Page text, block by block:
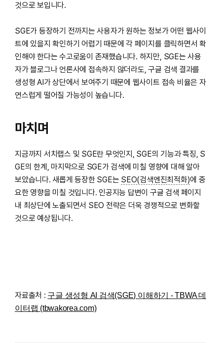
것으로 보입니다.
SGE가 등장하기 전까지는 사용자가 원하는 정보가 어떤 웹사이
트에 있을지 확인하기 어렵기 때문에 각 페이지를 클릭하면서 확
인해야 한다는 수고로움이 존재했습니다. 하지만, SGE는 사용
자가 블로그나 언론사에 접속하지 않더라도, 구글 검색 결과를
생성형 AI가 상단에서 보여주기 때문에 웹사이트 접속 비율은 자
연스럽게 떨어질 가능성이 높습니다.
마치며
지금까지 서치랩스 및 SGE란 무엇인지, SGE의 기능과 특징, S
GE의 한계, 마지막으로 SGE가 검색에 미칠 영향에 대해 알아
보았습니다. 새롭게 등장한 SGE는 SEO(검색엔진최적화)에 중
요한 영향을 미칠 것입니다. 인공지능 답변이 구글 검색 페이지
내 최상단에 노출되면서 SEO 전략은 더욱 경쟁적으로 변화할
것으로 예상됩니다.
자료출처 : 구글 생성형 AI 검색(SGE) 이해하기 - TBWA 데
이터랩 (tbwakorea.com)